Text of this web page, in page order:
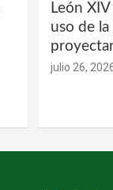
León
uso de
julio 26,